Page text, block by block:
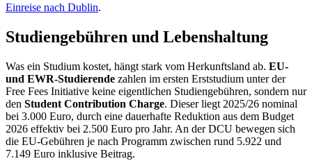
Einreise nach Dublin.
Studiengebühren und Lebenshaltung
Was ein Studium kostet, hängt stark vom Herkunftsland ab. EU-
und EWR-Studierende zahlen im ersten Erststudium unter der
Free Fees Initiative keine eigentlichen Studiengebühren, sondern nur
den Student Contribution Charge. Dieser liegt 2025/26 nominal
bei 3.000 Euro, durch eine dauerhafte Reduktion aus dem Budget
2026 effektiv bei 2.500 Euro pro Jahr. An der DCU bewegen sich
die EU-Gebühren je nach Programm zwischen rund 5.922 und
7.149 Euro inklusive Beitrag.